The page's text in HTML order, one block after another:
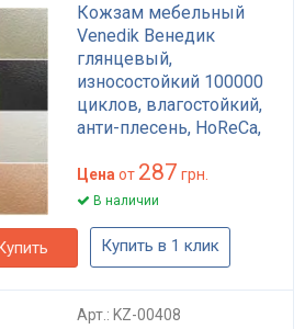
Кожзам мебельный
Venedik Венедик
глянцевый,
износостойкий 100000
циклов, влагостойкий,
анти-плесень, HoReCa,
сумок и рюкзаков
Цена от 287 грн.
В наличии
Купить в 1 клик
Арт.: KZ-00408